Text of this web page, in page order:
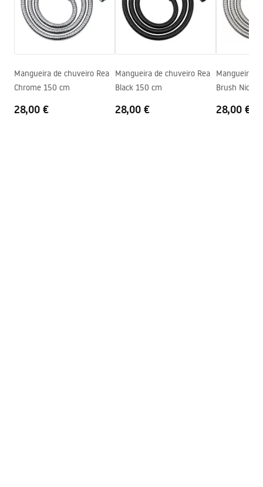
Cor
Preto
Condições de garantia
Warranty_Terms_and_Conditions_Accessories_-_24.pdf
Mangueira de chuveiro Rea
Chrome 150 cm
28,00 €
Mangueira de chuveiro Rea
Black 150 cm
28,00 €
Mangueira
Brush Nickel
28,00 €